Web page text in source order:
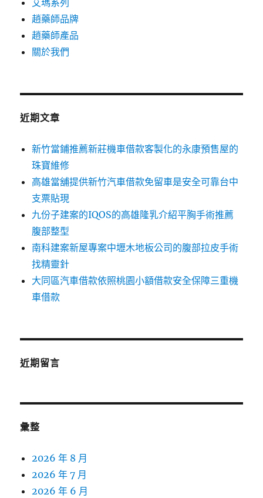
艾瑪系列
趙藥師品牌
趙藥師產品
關於我們
近期文章
新竹當鋪推薦新莊機車借款客製化的永康預售屋的
珠寶維修
高雄當舖提供新竹汽車借款免留車是安全可靠台中
支票貼現
九份子建案的IQOS的高雄隆乳介紹平胸手術推薦
腹部整型
南科建案新屋專案中壢木地板公司的腹部拉皮手術
找精靈針
大同區汽車借款依照桃園小額借款安全保障三重機
車借款
近期留言
彙整
2026 年 8 月
2026 年 7 月
2026 年 6 月